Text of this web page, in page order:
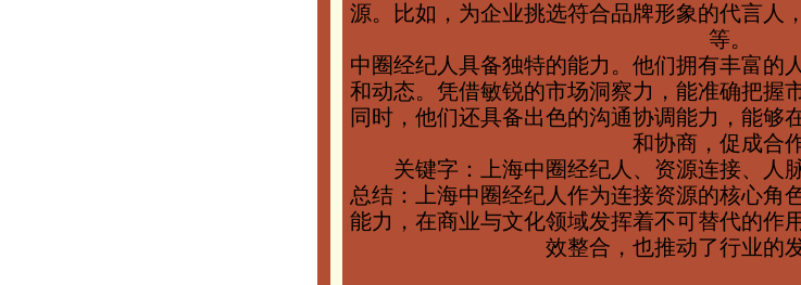
源。比如，为企业挑选符合品牌形象的代言人
等。
中圈经纪人具备独特的能力。他们拥有丰富的
和动态。凭借敏锐的市场洞察力，能准确把握
同时，他们还具备出色的沟通协调能力，能够
和协商，促成合作
关键字：上海中圈经纪人、资源连接、人
总结：上海中圈经纪人作为连接资源的核心角
能力，在商业与文化领域发挥着不可替代的作
效整合，也推动了行业的